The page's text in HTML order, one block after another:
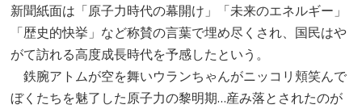
新聞紙面は「原子力時代の幕開け」「未来のエネルギー」
「歴史的快挙」など称賛の言葉で埋め尽くされ、国民はや
がて訪れる高度成長時代を予感したという。
鉄腕アトムが空を舞いウランちゃんがニッコリ頬笑んで
ぼくたちを魅了した原子力の黎明期…産み落とされたのが